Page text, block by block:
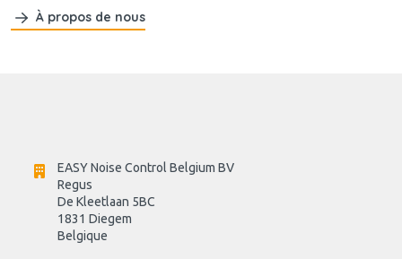
À propos de nous
EASY Noise Control Belgium BV
Regus
De Kleetlaan 5BC
1831 Diegem
Belgique